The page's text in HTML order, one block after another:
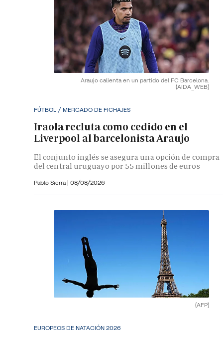
Araujo calienta en un partido del FC Barcelona.
(AIDA_WEB)
FÚTBOL / MERCADO DE FICHAJES
Iraola recluta como cedido en el
Liverpool al barcelonista Araujo
El conjunto inglés se asegura una opción de compra
del central uruguayo por 55 millones de euros
Pablo Sierra | 08/08/2026
(AFP)
EUROPEOS DE NATACIÓN 2026